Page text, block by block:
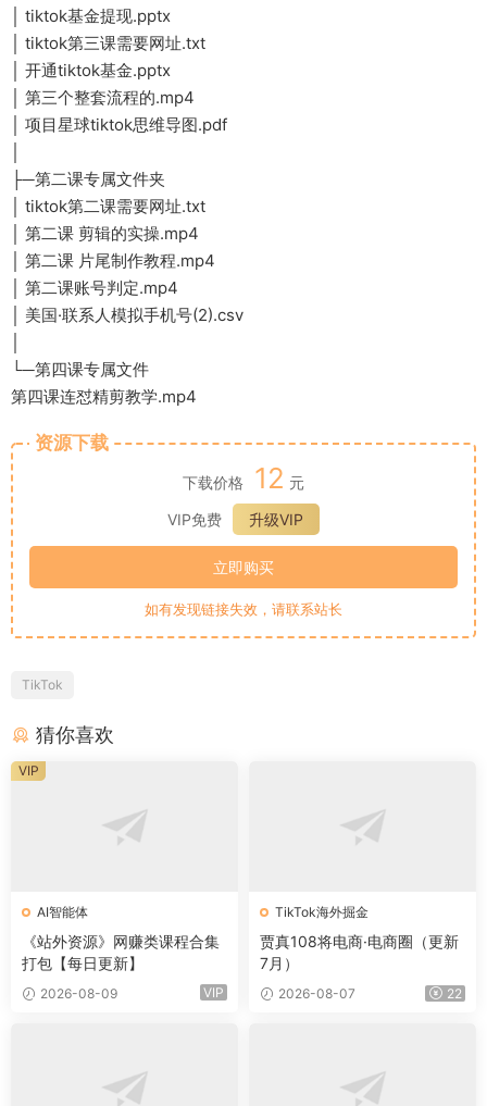
│ tiktok基金提现.pptx
│ tiktok第三课需要网址.txt
│ 开通tiktok基金.pptx
│ 第三个整套流程的.mp4
│ 项目星球tiktok思维导图.pdf
├─第二课专属文件夹
│ tiktok第二课需要网址.txt
│ 第二课 剪辑的实操.mp4
│ 第二课 片尾制作教程.mp4
│ 第二课账号判定.mp4
│ 美国·联系人模拟手机号(2).csv
└─第四课专属文件
第四课连怼精剪教学.mp4
资源下载
下载价格 12 元
VIP免费
升级VIP
立即购买
如有发现链接失效，请联系站长
TikTok
猜你喜欢
AI智能体
《站外资源》网赚类课程合集
打包【每日更新】
2026-08-09 VIP
VIP
TikTok海外掘金
贾真108将电商·电商圈（更新
7月）
2026-08-07 22